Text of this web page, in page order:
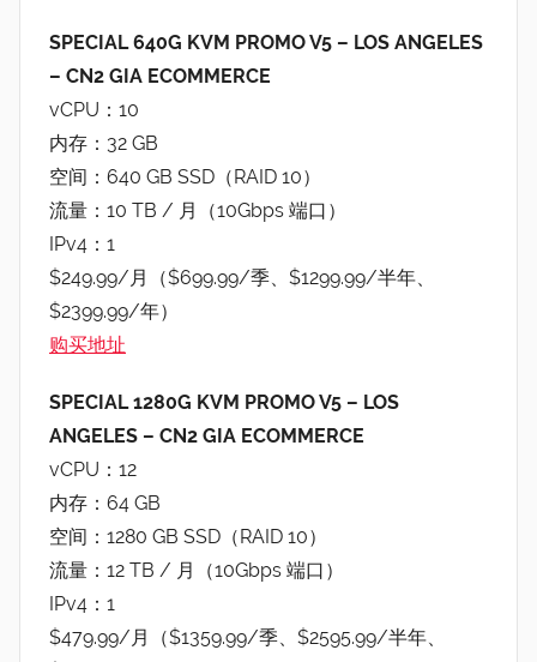
SPECIAL 640G KVM PROMO V5 – LOS ANGELES
– CN2 GIA ECOMMERCE
vCPU：10
内存：32 GB
空间：640 GB SSD（RAID 10）
流量：10 TB / 月（10Gbps 端口）
IPv4：1
$249.99/月（$699.99/季、$1299.99/半年、
$2399.99/年）
购买地址
SPECIAL 1280G KVM PROMO V5 – LOS
ANGELES – CN2 GIA ECOMMERCE
vCPU：12
内存：64 GB
空间：1280 GB SSD（RAID 10）
流量：12 TB / 月（10Gbps 端口）
IPv4：1
$479.99/月（$1359.99/季、$2595.99/半年、